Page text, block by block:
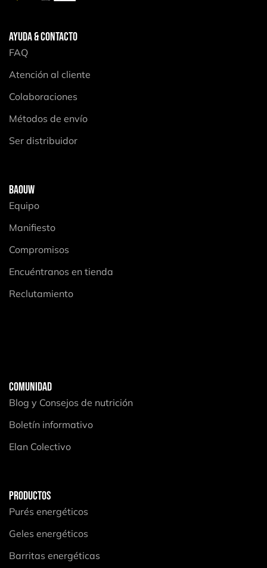
AYUDA & CONTACTO
FAQ
Atención al cliente
Colaboraciones
Métodos de envío
Ser distribuidor
BAOUW
Equipo
Manifiesto
Compromisos
Encuéntranos en tienda
Reclutamiento
COMUNIDAD
Blog y Consejos de nutrición
Boletín informativo
Elan Colectivo
PRODUCTOS
Purés energéticos
Geles energéticos
Barritas energéticas